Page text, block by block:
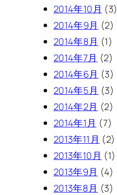
2014年10月 (3)
2014年9月 (2)
2014年8月 (1)
2014年7月 (2)
2014年6月 (3)
2014年5月 (3)
2014年2月 (2)
2014年1月 (7)
2013年11月 (2)
2013年10月 (1)
2013年9月 (4)
2013年8月 (3)